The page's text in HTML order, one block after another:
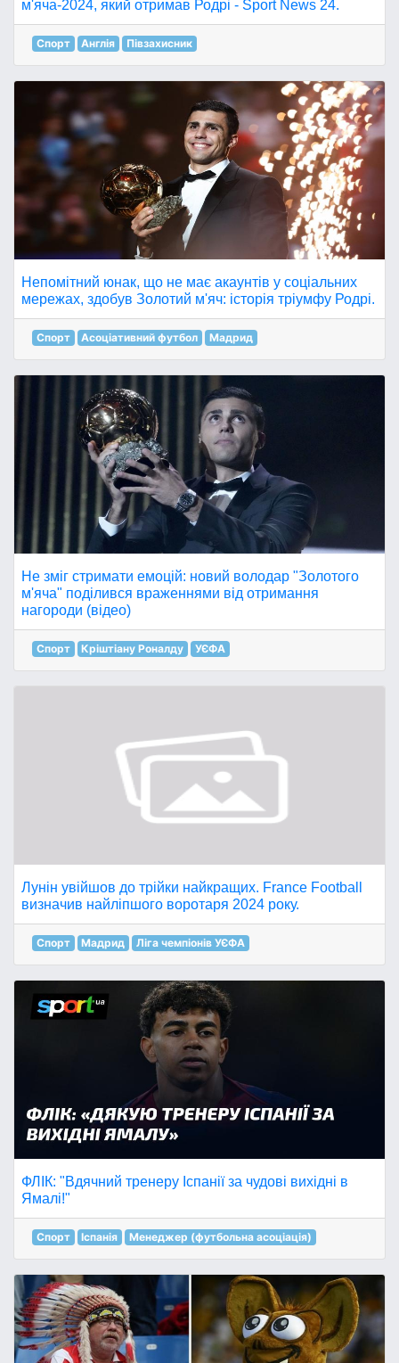
м'яча-2024, який отримав Родрі - Sport News 24.
Спорт Англія Півзахисник
Непомітний юнак, що не має акаунтів у соціальних
мережах, здобув Золотий м'яч: історія тріумфу Родрі.
Спорт Асоціативний футбол Мадрид
Не зміг стримати емоцій: новий володар "Золотого
м'яча" поділився враженнями від отримання
нагороди (відео)
Спорт Кріштіану Роналду УЄФА
Лунін увійшов до трійки найкращих. France Football
визначив найліпшого воротаря 2024 року.
Спорт Мадрид Ліга чемпіонів УЄФА
ФЛІК: "Вдячний тренеру Іспанії за чудові вихідні в
Ямалі!"
Спорт Іспанія Менеджер (футбольна асоціація)